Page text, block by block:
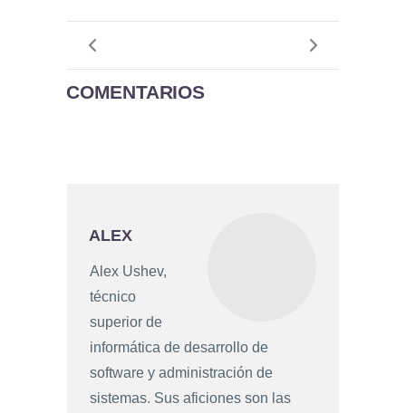
COMENTARIOS
ALEX
Alex Ushev,
técnico
superior de
informática de desarrollo de
software y administración de
sistemas. Sus aficiones son las